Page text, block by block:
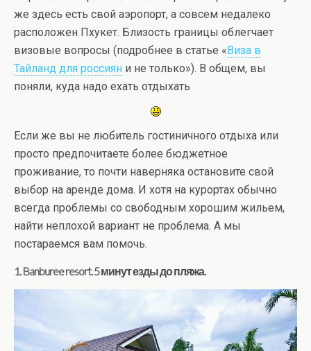
же здесь есть свой аэропорт, а совсем недалеко
расположен Пхукет. Близость границы облегчает
визовые вопросы (подробнее в статье «Виза в
Тайланд для россиян и не только»). В общем, вы
поняли, куда надо ехать отдыхать
Если же вы не любитель гостиничного отдыха или
просто предпочитаете более бюджетное
проживание, то почти наверняка остановите свой
выбор на аренде дома. И хотя на курортах обычно
всегда проблемы со свободным хорошим жильем,
найти неплохой вариант не проблема. А мы
постараемся вам помочь.
1. Banburee resort. 5 минут езды до пляжа.